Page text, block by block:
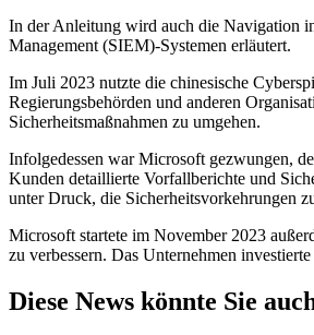
In der Anleitung wird auch die Navigation
Management (SIEM)-Systemen erläutert.
Im Juli 2023 nutzte die chinesische
Regierungsbehörden und anderen
Sicherheitsmaßnahmen zu umgehen.
Infolgedessen war Microsoft gezwungen,
Kunden detaillierte Vorfallberichte und
unter Druck, die Sicherheitsvorkehrungen
Microsoft startete im November 2023
zu verbessern. Das Unternehmen
Diese News könnte Sie